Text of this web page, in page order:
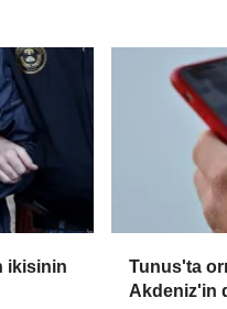
ikisinin
Tunus'ta
Akdeniz'in